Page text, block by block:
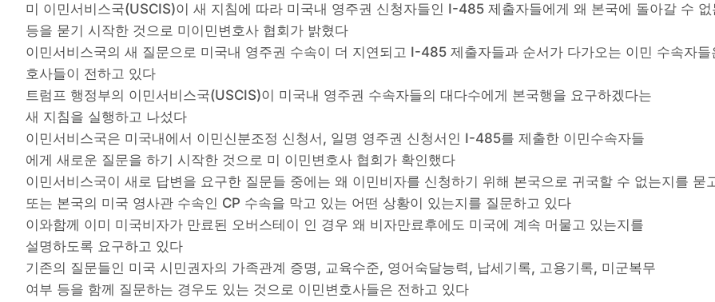
미 이민서비스국(USCIS)이 새 지침에 따라 미국내 영주권 신청자들인 I-485 제출자들에게 왜 본국에 돌아갈 수
등을 묻기 시작한 것으로 미이민변호사 협회가 밝혔다
이민서비스국의 새 질문으로 미국내 영주권 수속이 더 지연되고 I-485 제출자들과 순서가 다가오는 이민 수속자
호사들이 전하고 있다
트럼프 행정부의 이민서비스국(USCIS)이 미국내 영주권 수속자들의 대다수에게 본국행을 요구하겠다는
새 지침을 실행하고 나섰다
이민서비스국은 미국내에서 이민신분조정 신청서, 일명 영주권 신청서인 I-485를 제출한 이민수속자들
에게 새로운 질문을 하기 시작한 것으로 미 이민변호사 협회가 확인했다
이민서비스국이 새로 답변을 요구한 질문들 중에는 왜 이민비자를 신청하기 위해 본국으로 귀국할 수 없는지를 묻
또는 본국의 미국 영사관 수속인 CP 수속을 막고 있는 어떤 상황이 있는지를 질문하고 있다
이와함께 이미 미국비자가 만료된 오버스테이 인 경우 왜 비자만료후에도 미국에 계속 머물고 있는지를
설명하도록 요구하고 있다
기존의 질문들인 미국 시민권자의 가족관계 증명, 교육수준, 영어숙달능력, 납세기록, 고용기록, 미군복무
여부 등을 함께 질문하는 경우도 있는 것으로 이민변호사들은 전하고 있다